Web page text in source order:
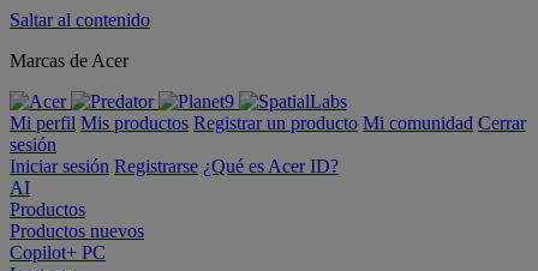
Saltar al contenido
Marcas de Acer
Mi perfil Mis productos Registrar un producto Mi comunidad Cerrar
sesión
Iniciar sesión Registrarse ¿Qué es Acer ID?
AI
Productos
Productos nuevos
Copilot+ PC